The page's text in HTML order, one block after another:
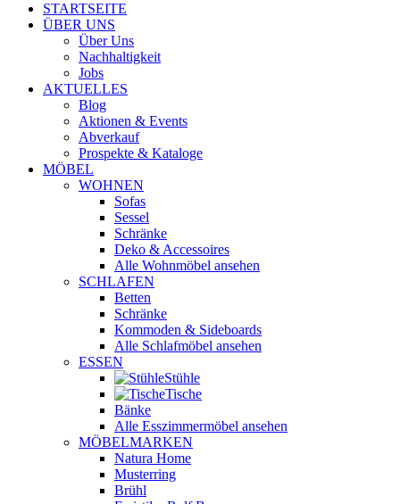
STARTSEITE
ÜBER UNS
Über Uns
Nachhaltigkeit
Jobs
AKTUELLES
Blog
Aktionen & Events
Abverkauf
Prospekte & Kataloge
MÖBEL
WOHNEN
Sofas
Sessel
Schränke
Deko & Accessoires
Alle Wohnmöbel ansehen
SCHLAFEN
Betten
Schränke
Kommoden & Sideboards
Alle Schlafmöbel ansehen
ESSEN
Stühle
Tische
Bänke
Alle Esszimmermöbel ansehen
MÖBELMARKEN
Natura Home
Musterring
Brühl